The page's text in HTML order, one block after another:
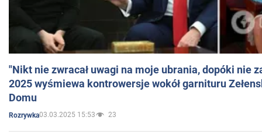
"Nikt nie zwracał uwagi na moje ubrania, dopóki nie
2025 wyśmiewa kontrowersje wokół garnituru
Domu
Rozrywka03.03.2025 15:53 23